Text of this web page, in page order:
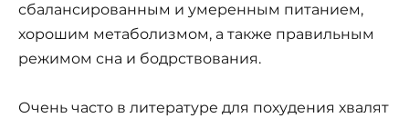
сбалансированным и умеренным питанием,
хорошим метаболизмом, а также правильным
режимом сна и бодрствования.
Очень часто в литературе для похудения хвалят